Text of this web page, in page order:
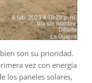
son su prioridad.
vez con energía
los paneles solares,